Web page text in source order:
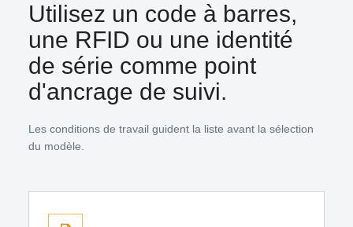
Utilisez un code à barres,
une RFID ou une identité
de série comme point
d'ancrage de suivi.
Les conditions de travail guident la liste avant la sélection
du modèle.